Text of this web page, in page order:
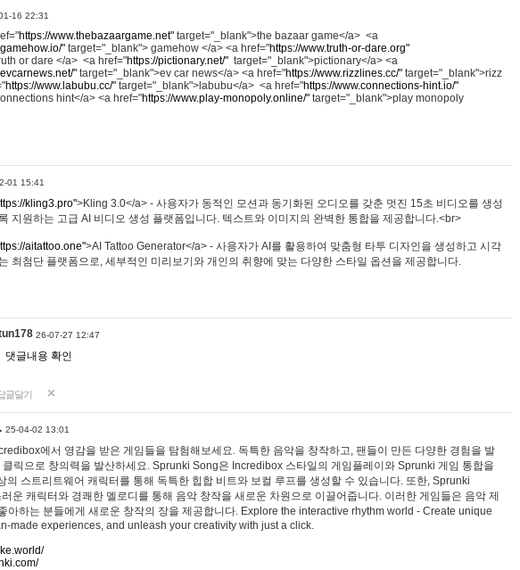
16 22:31
https://www.thebazaargame.net" target="_blank">the bazaar game</a> <a
" target="_blank"> gamehow </a> <a href="https://www.truth-or-dare.org"
or dare </a> <a href="https://pictionary.net/" target="_blank">pictionary</a> <a
" target="_blank">ev car news</a> <a href="https://www.rizzlines.cc/" target="_blank">rizz
https://www.labubu.cc/" target="_blank">labubu</a> <a href="https://www.connections-hint.io/"
hint</a> <a href="https://www.play-monopoly.online/" target="_blank">play monopoly
01 15:41
kling3.pro">Kling 3.0</a> - 사용자가 동적인 모션과 동기화된 오디오를 갖춘 멋진 15초 비디오를 생성
지원하는 고급 AI 비디오 생성 플랫폼입니다. 텍스트와 이미지의 완벽한 통합을 제공합니다.<br>
aitattoo.one">AI Tattoo Generator</a> - 사용자가 AI를 활용하여 맞춤형 타투 디자인을 생성하고 시각
최첨단 플랫폼으로, 세부적인 미리보기와 개인의 취향에 맞는 다양한 스타일 옵션을 제공합니다.
26-07-27 12:47
댓글내용 확인
글달기
25-04-02 13:01
에서 영감을 받은 게임들을 탐험해보세요. 독특한 음악을 창작하고, 팬들이 만든 다양한 경험을 발
클릭으로 창의력을 발산하세요. Sprunki Song은 Incredibox 스타일의 게임플레이와 Sprunki 게임 통합을
의 스트리트웨어 캐릭터를 통해 독특한 힙합 비트와 보컬 루프를 생성할 수 있습니다. 또한, Sprunki
운 캐릭터와 경쾌한 멜로디를 통해 음악 창작을 새로운 차원으로 이끌어줍니다. 이러한 게임들은 음악 제
아하는 분들에게 새로운 창작의 장을 제공합니다. Explore the interactive rhythm world - Create unique
made experiences, and unleash your creativity with just a click.